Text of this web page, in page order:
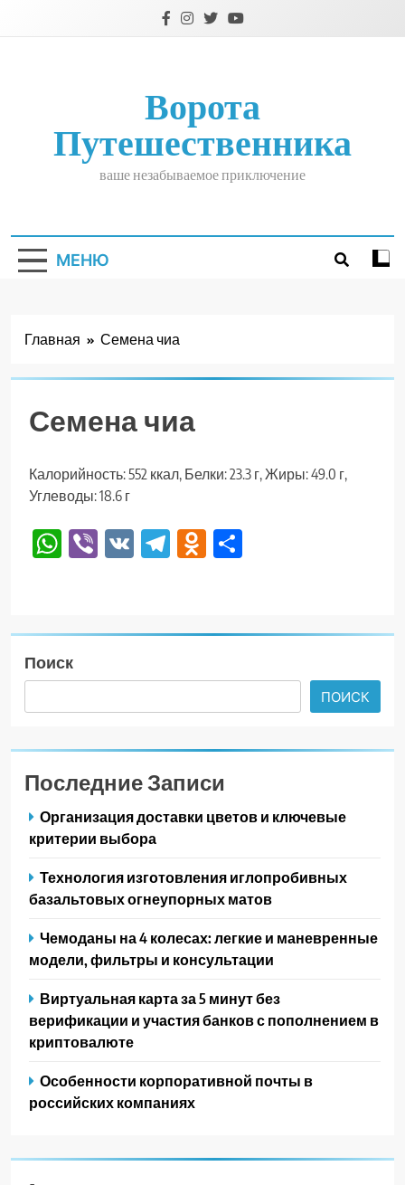
Ворота
Путешественника
ваше незабываемое приключение
МЕНЮ
Главная Семена чиа
Семена чиа
Калорийность: 552 ккал, Белки: 23.3 г, Жиры: 49.0 г,
Углеводы: 18.6 г
WhatsApp
Viber
VK TelegramOdnoklassniki
Поиск
ПОИСК
Последние Записи
Организация доставки цветов и ключевые
критерии выбора
Технология изготовления иглопробивных
базальтовых огнеупорных матов
Чемоданы на 4 колесах: легкие и маневренные
модели, фильтры и консультации
Виртуальная карта за 5 минут без
верификации и участия банков с пополнением в
криптовалюте
Особенности корпоративной почты в
российских компаниях